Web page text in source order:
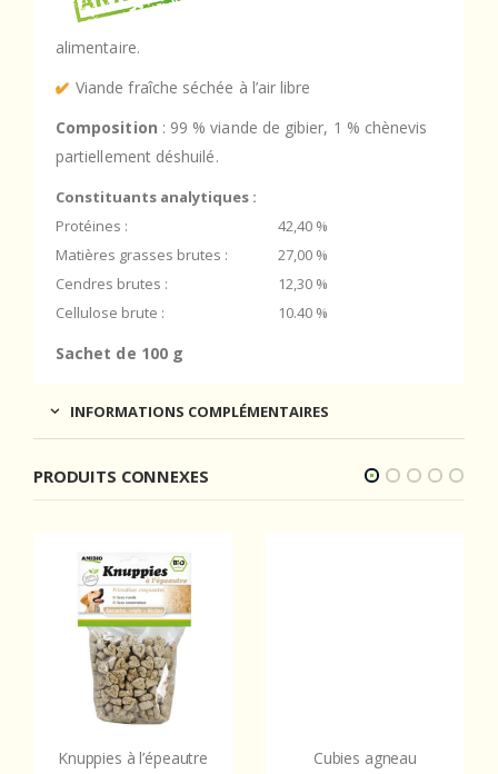
alimentaire.
Viande fraîche séchée à l’air libre
Composition : 99 % viande de gibier, 1 % chènevis
partiellement déshuilé.
Constituants analytiques :
Protéines :
42,40 %
Matières grasses brutes :
27,00 %
Cendres brutes :
12,30 %
Cellulose brute :
10.40 %
Sachet de 100 g
INFORMATIONS COMPLÉMENTAIRES
PRODUITS CONNEXES
Knuppies à l’épeautre Cubies agneau